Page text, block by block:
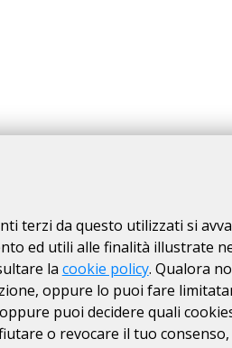
VINI RANDONNEE 100"
book e nella traccia GPS
partenza. I partecipanti dovranno
nemmeno sanitaria da
quelli segreti, hanno la sola
di comunicare
"GIORDANO VINI RANDONNEE
acquisito l'omologazione del
terzi da questo utilizzati si
ed utili alle finalità illustrate
la cookie policy. Qualora
oppure lo puoi fare
puoi decidere quali
o revocare il tuo